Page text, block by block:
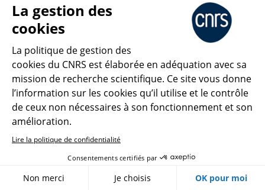
Comme l’a montré le pavillon dédié à
l’océan lors de la COP27 en novembre,
les gouvernements s’engagent de plus
en plus...
La gestion des
cookies
La politique de gestion des
cookies du CNRS est élaborée en adéquation avec sa
mission de recherche scientifique. Ce site vous donne
l’information sur les cookies qu’il utilise et le contrôle
de ceux non nécessaires à son fonctionnement et son
amélioration.
Lire la politique de confidentialité
Consentements certifiés par
Non merci Je choisis OK pour moi